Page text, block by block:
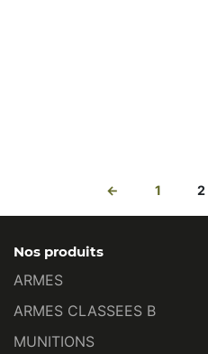
← 1 2
Nos produits
ARMES
ARMES CLASSEES B
MUNITIONS